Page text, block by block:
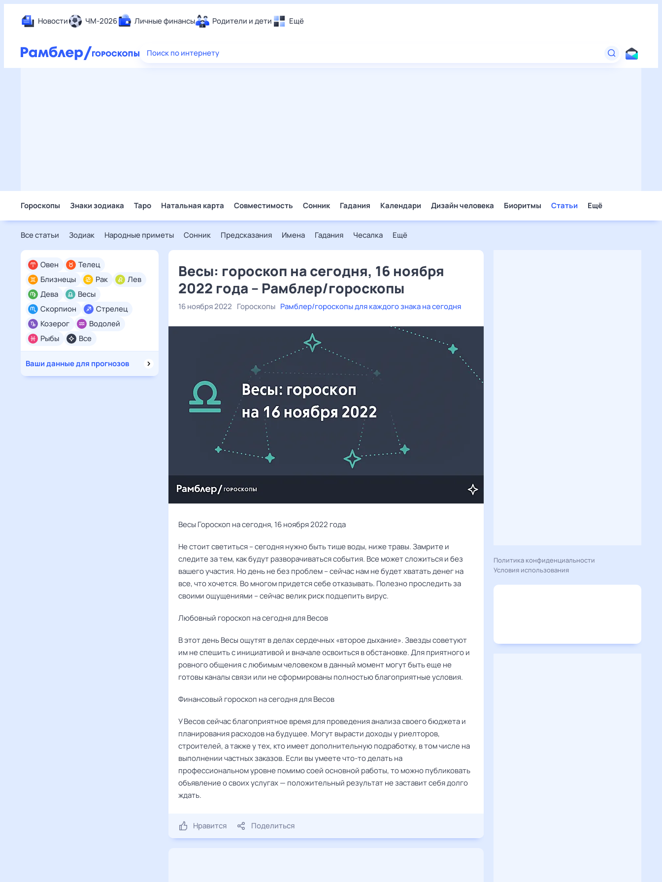
Новости ЧМ-2026 Личные финансы Родители и дети Ещё
Еда
Поиск по интернету
Гороскопы Знаки зодиака Таро Натальная карта Совместимость Сонник Гадания Календари Дизайн человека Биоритмы Статьи Ещё
Все статьи Зодиак Народные приметы Сонник Предсказания Имена Гадания Чесалка Ещё
Все
Овен
Телец
Близнецы
Рак
Лев
Дева
Весы
Скорпион
Стрелец
Козерог
Водолей
Рыбы
Ваши данные для прогнозов
Весы: гороскоп на сегодня, 16 ноября
2022 года – Рамблер/гороскопы
16 ноября 2022 Гороскопы Рамблер/гороскопы для каждого знака на сегодня
Весы Гороскоп на сегодня, 16 ноября 2022 года
Не стоит светиться – сегодня нужно быть тише воды, ниже травы. Замрите и
следите за тем, как будут разворачиваться события. Все может сложиться и без
вашего участия. Но день не без проблем – сейчас нам не будет хватать денег на
все, что хочется. Во многом придется себе отказывать. Полезно проследить за
своими ощущениями – сейчас велик риск подцепить вирус.
Любовный гороскоп на сегодня для Весов
В этот день Весы ощутят в делах сердечных «второе дыхание». Звезды советуют
им не спешить с инициативой и вначале освоиться в обстановке. Для приятного и
ровного общения с любимым человеком в данный момент могут быть еще не
готовы каналы связи или не сформированы полностью благоприятные условия.
Финансовый гороскоп на сегодня для Весов
У Весов сейчас благоприятное время для проведения анализа своего бюджета и
планирования расходов на будущее. Могут вырасти доходы у риелторов,
строителей, а также у тех, кто имеет дополнительную подработку, в том числе на
выполнении частных заказов. Если вы умеете что-то делать на
профессиональном уровне помимо соей основной работы, то можно публиковать
объявление о своих услугах — положительный результат не заставит себя долго
ждать.
Нравится Поделиться
Политика конфиденциальности
Условия использования